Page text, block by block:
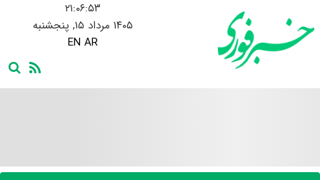
۲۱:۰۶:۵۴
۱۴۰۵ مرداد ۱۵, پنجشنبه
EN AR